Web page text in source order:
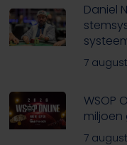
Daniel
7
WSOP
7